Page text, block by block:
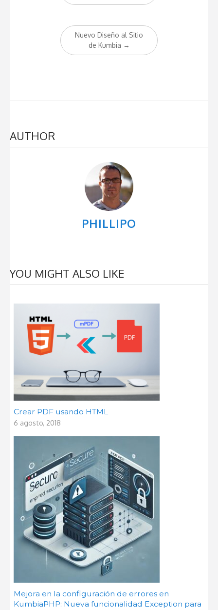
Nuevo Diseño al Sitio
de Kumbia →
AUTHOR
PHILLIPO
YOU MIGHT ALSO LIKE
Crear PDF usando HTML
6 agosto, 2018
Mejora en la configuración de errores en
KumbiaPHP: Nueva funcionalidad Exception para